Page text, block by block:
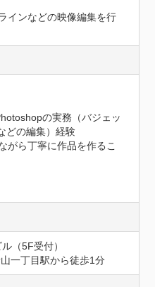
インなどの映像編集を行
の実務（バジェッ
どの編集）経験
がら丁寧に作品を作るこ
（5F受付）
一丁目駅から徒歩1分